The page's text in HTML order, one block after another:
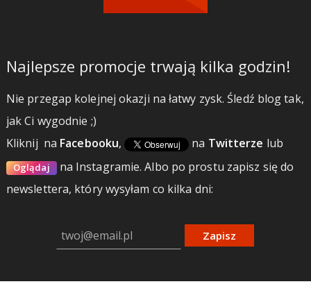
Najlepsze promocje trwają kilka godzin!
Nie przegap kolejnej okazji na łatwy zysk. Śledź blog tak,
jak Ci wygodnie ;)
Kliknij na Facebooku, na Twitterze lub
Oglądaj na Instagramie.Albo po prostu zapisz się do
newslettera, który wysyłam co kilka dni:
Zapisz